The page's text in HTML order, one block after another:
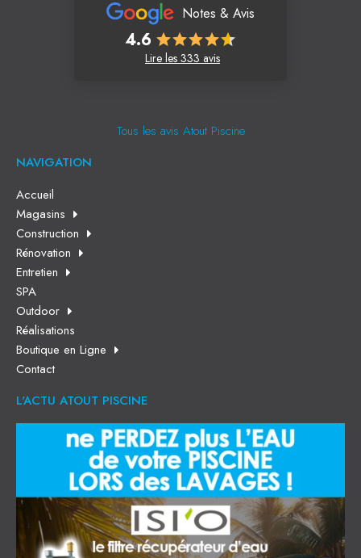
Notes & Avis
4.6
Lire les 333 avis
Tous les avis Atout Piscine
NAVIGATION
Accueil
Magasins
Construction
Rénovation
Entretien
SPA
Outdoor
Réalisations
Boutique en Ligne
Contact
L'ACTU ATOUT PISCINE